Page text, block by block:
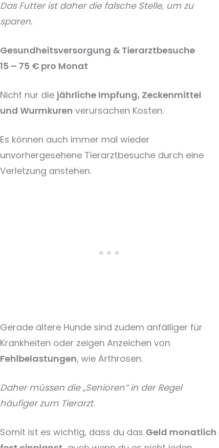
Das Futter ist daher die falsche Stelle, um zu
sparen.
Gesundheitsversorgung & Tierarztbesuche
15 – 75 € pro Monat
Nicht nur die jährliche Impfung, Zeckenmittel
und Wurmkuren verursachen Kosten.
Es können auch immer mal wieder
unvorhergesehene Tierarztbesuche durch eine
Verletzung anstehen.
Gerade ältere Hunde sind zudem anfälliger für
Krankheiten oder zeigen Anzeichen von
Fehlbelastungen, wie Arthrosen.
Daher müssen die „Senioren“ in der Regel
häufiger zum Tierarzt.
Somit ist es wichtig, dass du das Geld monatlich